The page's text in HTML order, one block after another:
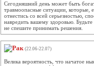
Сегодняшний день может быть
травмоопасные ситуации, которые,
отнестись со всей серьезностью,
навредить вашему здоровью.
не спешите принимать решения.
Рак (22.06-22.07)
Велика вероятность, что начатое